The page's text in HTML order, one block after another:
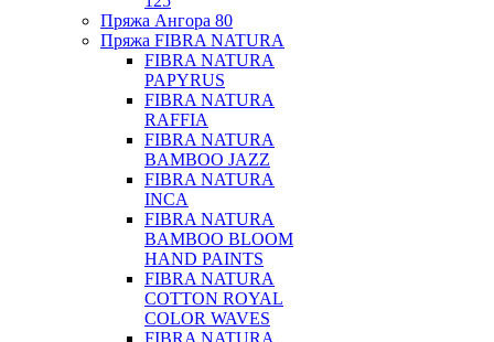
Пряжа Ангора 80
Пряжа FIBRA NATURA
FIBRA NATURA
PAPYRUS
FIBRA NATURA
RAFFIA
FIBRA NATURA
BAMBOO JAZZ
FIBRA NATURA
INCA
FIBRA NATURA
BAMBOO BLOOM
HAND PAINTS
FIBRA NATURA
COTTON ROYAL
COLOR WAVES
FIBRA NATURA